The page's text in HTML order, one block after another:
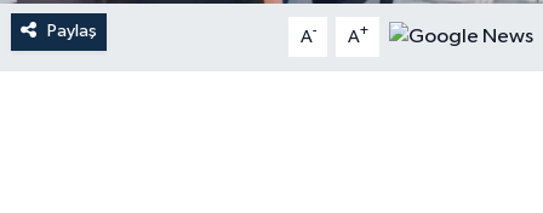
Paylaş A- A+